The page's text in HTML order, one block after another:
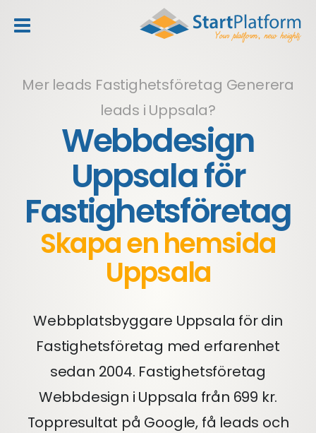
Mer leads Fastighetsföretag Generera
leads i Uppsala?
Webbdesign
Uppsala för
Fastighetsföretag
Skapa en hemsida
Uppsala
Webbplatsbyggare Uppsala för din
Fastighetsföretag med erfarenhet
sedan 2004. Fastighetsföretag
Webbdesign i Uppsala från 699 kr.
Toppresultat på Google, få leads och
header_toggle_navigation